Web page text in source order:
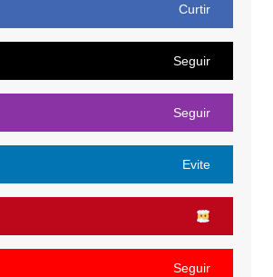
Curtir
Seguir
Seguir
Evite
Seguir